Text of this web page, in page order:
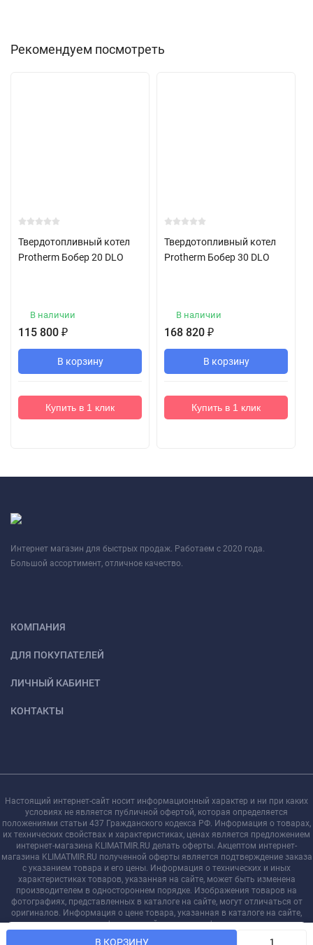
В КОРЗИНУ
Рекомендуем посмотреть
Твердотопливный котел
Protherm Бобер 20 DLO
В наличии
115 800 ₽
В корзину
Купить в 1 клик
Твердотопливный котел
Protherm Бобер 30 DLO
В наличии
168 820 ₽
В корзину
Купить в 1 клик
Интернет магазин для быстрых продаж. Работаем с 2020 года.
Большой ассортимент, отличное качество.
КОМПАНИЯ
ДЛЯ ПОКУПАТЕЛЕЙ
ЛИЧНЫЙ КАБИНЕТ
КОНТАКТЫ
Настоящий интернет-сайт носит информационный характер и ни при каких
условиях не является публичной офертой, которая определяется
положениями статьи 437 Гражданского кодекса РФ. Информация о товарах,
их технических свойствах и характеристиках, ценах является предложением
интернет-магазина KLIMATMIR.RU делать оферты. Акцептом интернет-
магазина KLIMATMIR.RU полученной оферты является подтверждение заказа
с указанием товара и его цены. Информация о технических и иных
характеристиках товаров, указанная на сайте, может быть изменена
производителем в одностороннем порядке. Изображения товаров на
фотографиях, представленных в каталоге на сайте, могут отличаться от
оригиналов. Информация о цене товара, указанная в каталоге на сайте,
может отличаться от фактической к моменту оформления заказа на